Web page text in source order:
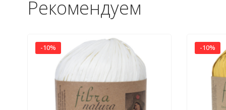
Рекомендуем
-10% -10%